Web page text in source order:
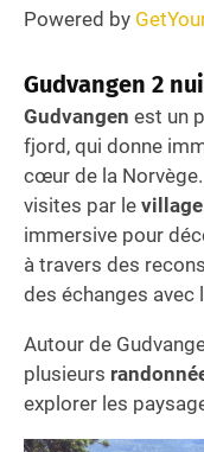
Powered by
Gudvangen 2
Gudvangen est un
fjord, qui donne
cœur de la
visites par le
immersive pour
à travers des
des échanges avec
Autour de
plusieurs
explorer les